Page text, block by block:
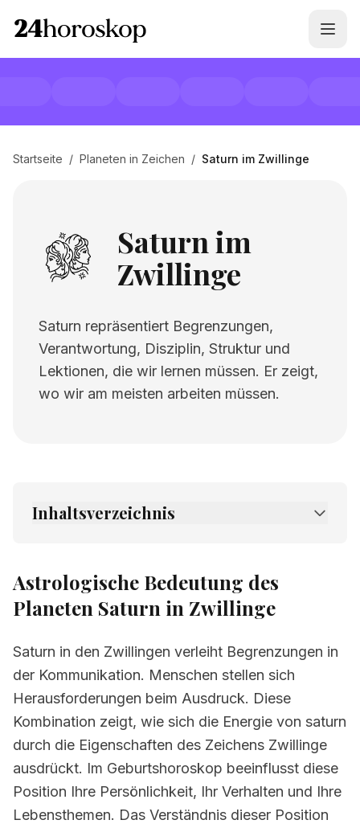
Startseite / Planeten in Zeichen / Saturn im Zwillinge
Saturn im
Zwillinge
Saturn repräsentiert Begrenzungen,
Verantwortung, Disziplin, Struktur und
Lektionen, die wir lernen müssen. Er zeigt,
wo wir am meisten arbeiten müssen.
Inhaltsverzeichnis
2. Verwandte Seiten
Astrologische Bedeutung des
Planeten Saturn in Zwillinge
Saturn in den Zwillingen verleiht Begrenzungen in
der Kommunikation. Menschen stellen sich
Herausforderungen beim Ausdruck. Diese
Kombination zeigt, wie sich die Energie von saturn
durch die Eigenschaften des Zeichens Zwillinge
ausdrückt. Im Geburtshoroskop beeinflusst diese
Position Ihre Persönlichkeit, Ihr Verhalten und Ihre
Lebensthemen. Das Verständnis dieser Position